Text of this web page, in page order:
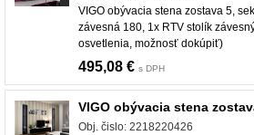
VIGO obývacia stena zostava 5,
závesná 180, 1x RTV stolík
osvetlenia, možnosť dokúpiť)
495,08 € s DPH
VIGO obývacia stena
Obj. čislo: 2218220426